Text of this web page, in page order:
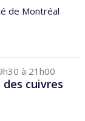
de Montréal
à 21h00
cuivres